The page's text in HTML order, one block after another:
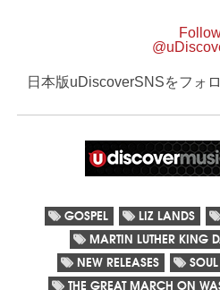
日本版uDiscoverSNSをフォ
GOSPEL LIZ LANDS
MARTIN LUTHER KING
NEW RELEASES
SOUL
THE GREAT MARCH ON